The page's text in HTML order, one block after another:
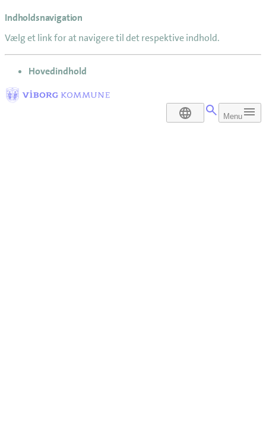
Indholdsnavigation
Vælg et link for at navigere til det respektive indhold.
gå til
Hovedindhold
DA Menu